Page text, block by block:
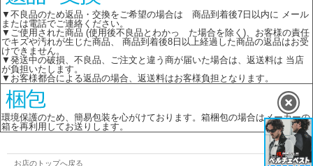
▼不良品のため返品・交換をご希望の場合は 商品到着後7日以内に メール
または電話でご連絡ください。
▼ご使用された商品 (使用後不良品とわかっ た場合を除く)、お客様の責任
でキズや汚れが生じた商品、 商品到着後8日以上経過した商品の返品はお受
けできません。
▼発送中の破損、不良品、ご注文と違う商が届いた場合は、返送料は 当店
が負担いたします。
▼お客様都合による返品の場合、返送料はお客様負担となります。
環境保護のため、簡易包装を心がけております。箱梱包の場合はメーカーの
箱を再利用してお送りします。
お店のトップへ戻る